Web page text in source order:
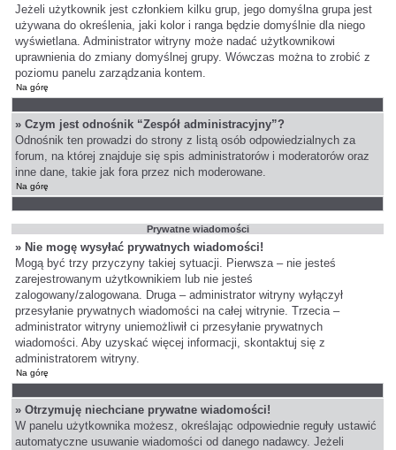
Jeżeli użytkownik jest członkiem kilku grup, jego domyślna grupa jest
używana do określenia, jaki kolor i ranga będzie domyślnie dla niego
wyświetlana. Administrator witryny może nadać użytkownikowi
uprawnienia do zmiany domyślnej grupy. Wówczas można to zrobić z
poziomu panelu zarządzania kontem.
Na górę
» Czym jest odnośnik “Zespół administracyjny”?
Odnośnik ten prowadzi do strony z listą osób odpowiedzialnych za
forum, na której znajduje się spis administratorów i moderatorów oraz
inne dane, takie jak fora przez nich moderowane.
Na górę
Prywatne wiadomości
» Nie mogę wysyłać prywatnych wiadomości!
Mogą być trzy przyczyny takiej sytuacji. Pierwsza – nie jesteś
zarejestrowanym użytkownikiem lub nie jesteś
zalogowany/zalogowana. Druga – administrator witryny wyłączył
przesyłanie prywatnych wiadomości na całej witrynie. Trzecia –
administrator witryny uniemożliwił ci przesyłanie prywatnych
wiadomości. Aby uzyskać więcej informacji, skontaktuj się z
administratorem witryny.
Na górę
» Otrzymuję niechciane prywatne wiadomości!
W panelu użytkownika możesz, określając odpowiednie reguły ustawić
automatyczne usuwanie wiadomości od danego nadawcy. Jeżeli